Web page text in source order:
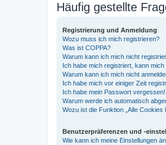
Häufig gestellte
Registrierung und Anmeldung
Wozu muss ich mich registrieren?
Was ist COPPA?
Warum kann ich mich nicht
Ich habe mich registriert, kann mich
Warum kann ich mich nicht
Ich habe mich vor einiger Zeit
Ich habe mein Passwort vergessen!
Warum werde ich automatisch
Wozu ist die Funktion „Alle Cookies
Benutzerpräferenzen und -
Wie kann ich meine Einstellungen